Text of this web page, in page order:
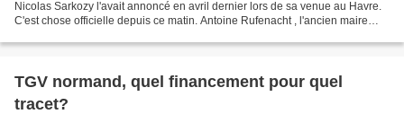
Nicolas Sarkozy l'avait annoncé en avril dernier lors de sa venue au Havre.
C'est chose officielle depuis ce matin. Antoine Rufenacht , l'ancien maire
TGV normand, quel financement pour quel
tracet?